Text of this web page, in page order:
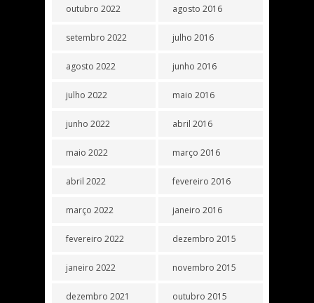
outubro 2022
setembro 2022
agosto 2022
julho 2022
junho 2022
maio 2022
abril 2022
março 2022
fevereiro 2022
janeiro 2022
dezembro 2021
agosto 2016
julho 2016
junho 2016
maio 2016
abril 2016
março 2016
fevereiro 2016
janeiro 2016
dezembro 2015
novembro 2015
outubro 2015